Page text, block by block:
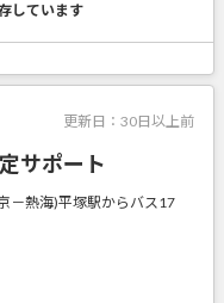
しています
更新日： 30日以上前
サポート
－熱海)平塚駅からバス17